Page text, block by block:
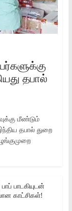
தபால்
மீண்டும்
தபால் துறை
பாடகியுடன்
காட்சிகள்!